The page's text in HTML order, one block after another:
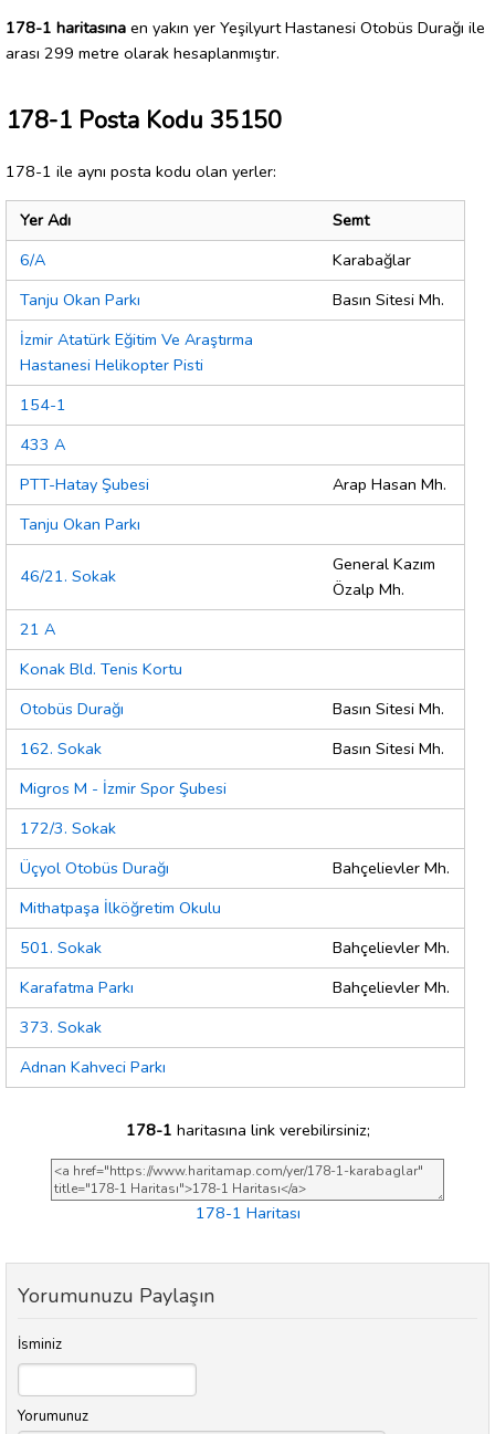
178-1 haritasına en yakın yer Yeşilyurt Hastanesi Otobüs Durağı ile
arası 299 metre olarak hesaplanmıştır.
178-1 Posta Kodu 35150
178-1 ile aynı posta kodu olan yerler:
Yer Adı
Semt
6/A
Karabağlar
Tanju Okan Parkı
Basın Sitesi Mh.
İzmir Atatürk Eğitim Ve Araştırma
Hastanesi Helikopter Pisti
154-1
433 A
PTT-Hatay Şubesi
Arap Hasan Mh.
Tanju Okan Parkı
46/21. Sokak
General Kazım
Özalp Mh.
21 A
Konak Bld. Tenis Kortu
Otobüs Durağı
Basın Sitesi Mh.
162. Sokak
Basın Sitesi Mh.
Migros M - İzmir Spor Şubesi
172/3. Sokak
Üçyol Otobüs Durağı
Bahçelievler Mh.
Mithatpaşa İlköğretim Okulu
501. Sokak
Bahçelievler Mh.
Karafatma Parkı
Bahçelievler Mh.
373. Sokak
Adnan Kahveci Parkı
178-1 haritasına link verebilirsiniz;
178-1 Haritası
Yorumunuzu Paylaşın
İsminiz
Yorumunuz